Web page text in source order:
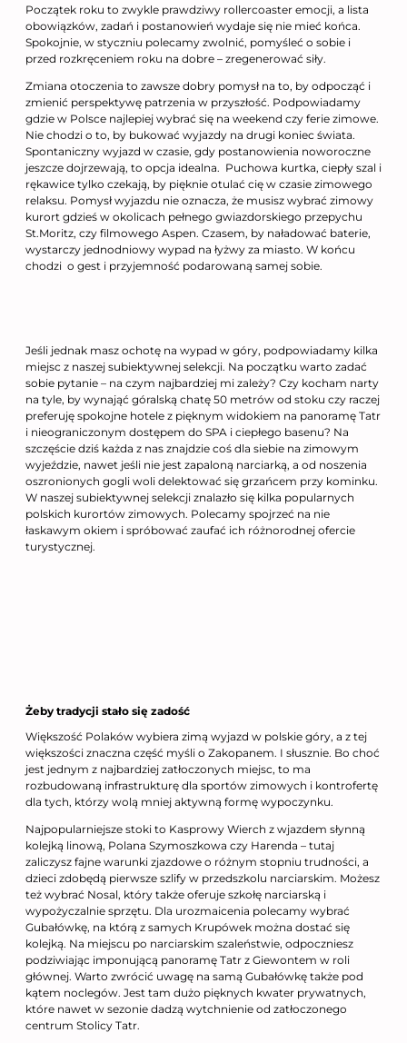
Początek roku to zwykle prawdziwy rollercoaster emocji, a lista
obowiązków, zadań i postanowień wydaje się nie mieć końca.
Spokojnie, w styczniu polecamy zwolnić, pomyśleć o sobie i
przed rozkręceniem roku na dobre – zregenerować siły.
Zmiana otoczenia to zawsze dobry pomysł na to, by odpocząć i
zmienić perspektywę patrzenia w przyszłość. Podpowiadamy
gdzie w Polsce najlepiej wybrać się na weekend czy ferie zimowe.
Nie chodzi o to, by bukować wyjazdy na drugi koniec świata.
Spontaniczny wyjazd w czasie, gdy postanowienia noworoczne
jeszcze dojrzewają, to opcja idealna. Puchowa kurtka, ciepły szal i
rękawice tylko czekają, by pięknie otulać cię w czasie zimowego
relaksu. Pomysł wyjazdu nie oznacza, że musisz wybrać zimowy
kurort gdzieś w okolicach pełnego gwiazdorskiego przepychu
St.Moritz, czy filmowego Aspen. Czasem, by naładować baterie,
wystarczy jednodniowy wypad na łyżwy za miasto. W końcu
chodzi o gest i przyjemność podarowaną samej sobie.
Jeśli jednak masz ochotę na wypad w góry, podpowiadamy kilka
miejsc z naszej subiektywnej selekcji. Na początku warto zadać
sobie pytanie – na czym najbardziej mi zależy? Czy kocham narty
na tyle, by wynająć góralską chatę 50 metrów od stoku czy raczej
preferuję spokojne hotele z pięknym widokiem na panoramę Tatr
i nieograniczonym dostępem do SPA i ciepłego basenu? Na
szczęście dziś każda z nas znajdzie coś dla siebie na zimowym
wyjeździe, nawet jeśli nie jest zapaloną narciarką, a od noszenia
oszronionych gogli woli delektować się grzańcem przy kominku.
W naszej subiektywnej selekcji znalazło się kilka popularnych
polskich kurortów zimowych. Polecamy spojrzeć na nie
łaskawym okiem i spróbować zaufać ich różnorodnej ofercie
turystycznej.
Żeby tradycji stało się zadość
Większość Polaków wybiera zimą wyjazd w polskie góry, a z tej
większości znaczna część myśli o Zakopanem. I słusznie. Bo choć
jest jednym z najbardziej zatłoczonych miejsc, to ma
rozbudowaną infrastrukturę dla sportów zimowych i kontrofertę
dla tych, którzy wolą mniej aktywną formę wypoczynku.
Najpopularniejsze stoki to Kasprowy Wierch z wjazdem słynną
kolejką linową, Polana Szymoszkowa czy Harenda – tutaj
zaliczysz fajne warunki zjazdowe o różnym stopniu trudności, a
dzieci zdobędą pierwsze szlify w przedszkolu narciarskim. Możesz
też wybrać Nosal, który także oferuje szkołę narciarską i
wypożyczalnie sprzętu. Dla urozmaicenia polecamy wybrać
Gubałówkę, na którą z samych Krupówek można dostać się
kolejką. Na miejscu po narciarskim szaleństwie, odpoczniesz
podziwiając imponującą panoramę Tatr z Giewontem w roli
głównej. Warto zwrócić uwagę na samą Gubałówkę także pod
kątem noclegów. Jest tam dużo pięknych kwater prywatnych,
które nawet w sezonie dadzą wytchnienie od zatłoczonego
centrum Stolicy Tatr.